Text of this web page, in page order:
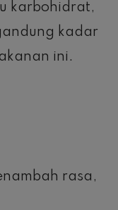
karbohidrat,
kadar
ini.
rasa,